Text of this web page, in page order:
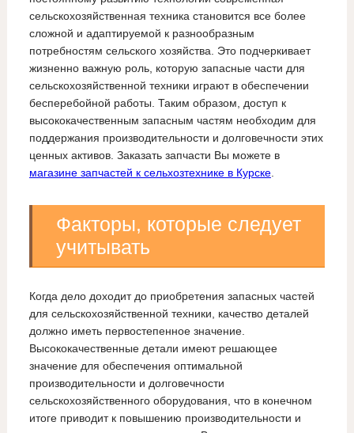
сельскохозяйственная техника становится все более
сложной и адаптируемой к разнообразным
потребностям сельского хозяйства. Это подчеркивает
жизненно важную роль, которую запасные части для
сельскохозяйственной техники играют в обеспечении
бесперебойной работы. Таким образом, доступ к
высококачественным запасным частям необходим для
поддержания производительности и долговечности этих
ценных активов. Заказать запчасти Вы можете в
магазине запчастей к сельхозтехнике в Курске.
Факторы, которые следует
учитывать
Когда дело доходит до приобретения запасных частей
для сельскохозяйственной техники, качество деталей
должно иметь первостепенное значение.
Высококачественные детали имеют решающее
значение для обеспечения оптимальной
производительности и долговечности
сельскохозяйственного оборудования, что в конечном
итоге приводит к повышению производительности и